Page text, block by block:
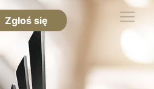
Zgłoś się